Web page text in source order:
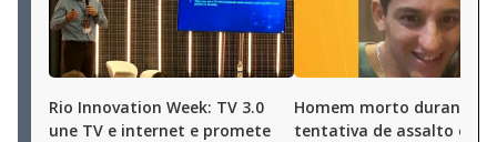
Rio Innovation Week: TV 3.0
une TV e internet e promete
Homem morto durante
tentativa de assalto em